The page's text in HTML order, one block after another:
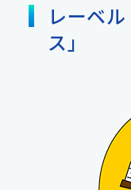
レーベ
ス」